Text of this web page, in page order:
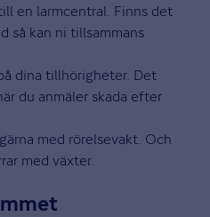
en larmcentral. Finns det
så kan ni tillsammans
dina tillhörigheter. Det
du anmäler skada efter
med rörelsevakt. Och
med växter.